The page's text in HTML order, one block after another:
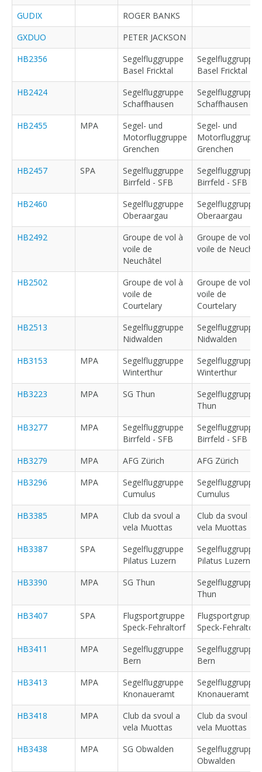
GUDIX
ROGER BANKS
GXDUO
PETER JACKSON
HB2356
Segelfluggruppe
Basel Fricktal
Segelfluggruppe
Basel Fricktal
HB2424
Segelfluggruppe
Schaffhausen
Segelfluggruppe
Schaffhausen
HB2455
MPA
Segel- und
Motorfluggruppe
Grenchen
Segel- und
Motorfluggruppe
Grenchen
HB2457
SPA
Segelfluggruppe
Birrfeld - SFB
Segelfluggruppe
Birrfeld - SFB
HB2460
Segelfluggruppe
Oberaargau
Segelfluggruppe
Oberaargau
HB2492
Groupe de vol à
voile de
Neuchâtel
Groupe de vol à
voile de
HB2502
Groupe de vol à
voile de
Courtelary
Groupe de vol à
voile de
Courtelary
HB2513
Segelfluggruppe
Nidwalden
Segelfluggruppe
Nidwalden
HB3153
MPA
Segelfluggruppe
Winterthur
Segelfluggruppe
Winterthur
HB3223
MPA SG Thun
Segelfluggruppe
Thun
HB3277
MPA
Segelfluggruppe
Birrfeld - SFB
Segelfluggruppe
Birrfeld - SFB
HB3279
MPA AFG Zürich
AFG Zürich
HB3296
MPA
Segelfluggruppe
Cumulus
Segelfluggruppe
Cumulus
HB3385
MPA
Club da svoul a
vela Muottas
Club da svoul a
vela Muottas
HB3387
SPA
Segelfluggruppe
Pilatus Luzern
Segelfluggruppe
Pilatus Luzern
HB3390
MPA SG Thun
Segelfluggruppe
Thun
HB3407
SPA
Flugsportgruppe
Speck-Fehraltorf
Flugsportgruppe
Speck-Fehraltorf
HB3411
MPA
Segelfluggruppe
Bern
Segelfluggruppe
Bern
HB3413
MPA
Segelfluggruppe
Knonaueramt
Segelfluggruppe
Knonaueramt
HB3418
MPA
Club da svoul a
vela Muottas
Club da svoul a
vela Muottas
HB3438
MPA SG Obwalden
Segelfluggruppe
Obwalden